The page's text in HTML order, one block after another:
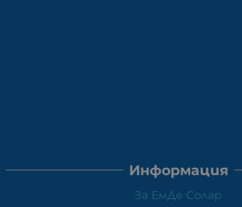
Информация
За ЕмДе Солар